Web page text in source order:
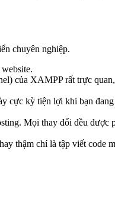
chuyên nghiệp.
của XAMPP rất trực
cực kỳ tiện lợi khi bạn
Mọi thay đổi đều được
thậm chí là tập viết code